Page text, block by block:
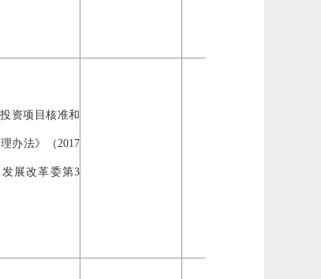
投资项目核准和
办法》（2017
展改革委第3